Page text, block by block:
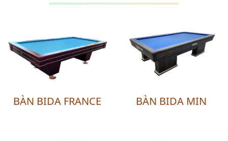
BÀN BIDA FRANCE BÀN BIDA MIN